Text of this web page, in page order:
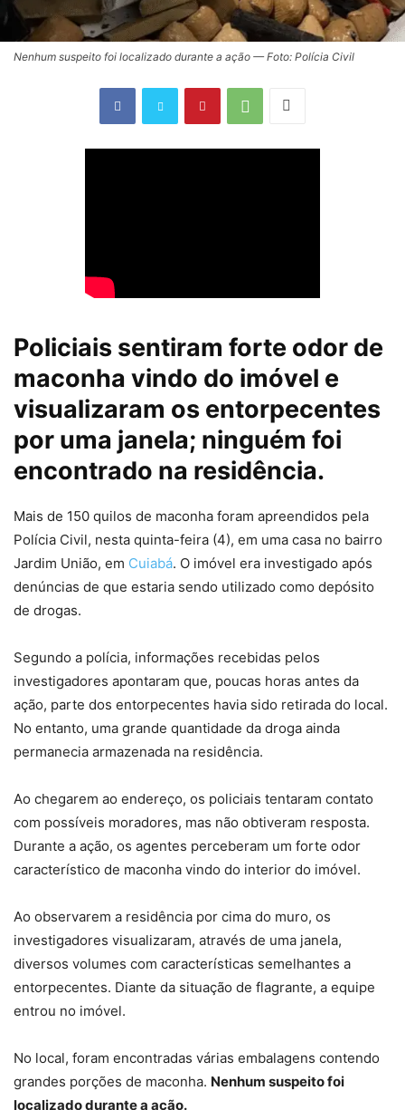
Nenhum suspeito foi localizado durante a ação — Foto: Polícia Civil
Policiais sentiram forte odor de
maconha vindo do imóvel e
visualizaram os entorpecentes
por uma janela; ninguém foi
encontrado na residência.
Mais de 150 quilos de maconha foram apreendidos pela
Polícia Civil, nesta quinta-feira (4), em uma casa no bairro
Jardim União, em Cuiabá. O imóvel era investigado após
denúncias de que estaria sendo utilizado como depósito
de drogas.
Segundo a polícia, informações recebidas pelos
investigadores apontaram que, poucas horas antes da
ação, parte dos entorpecentes havia sido retirada do local.
No entanto, uma grande quantidade da droga ainda
permanecia armazenada na residência.
Ao chegarem ao endereço, os policiais tentaram contato
com possíveis moradores, mas não obtiveram resposta.
Durante a ação, os agentes perceberam um forte odor
característico de maconha vindo do interior do imóvel.
Ao observarem a residência por cima do muro, os
investigadores visualizaram, através de uma janela,
diversos volumes com características semelhantes a
entorpecentes. Diante da situação de flagrante, a equipe
entrou no imóvel.
No local, foram encontradas várias embalagens contendo
grandes porções de maconha. Nenhum suspeito foi
localizado durante a ação.